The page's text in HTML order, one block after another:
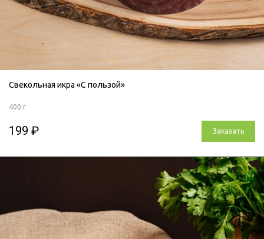
Свекольная икра «С пользой»
400 г
199 ₽ Заказать